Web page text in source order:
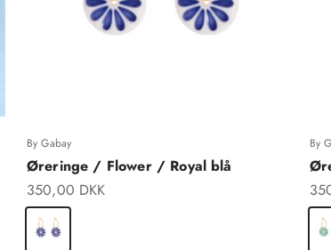
By Gabay
Øreringe / Flower / Royal blå
Salgspris
350,00 DKK
Forgyldt Sterlingsølv
By